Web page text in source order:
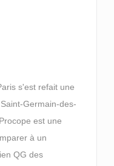
s'est refait une
Germain-des-
est une
à un
QG des